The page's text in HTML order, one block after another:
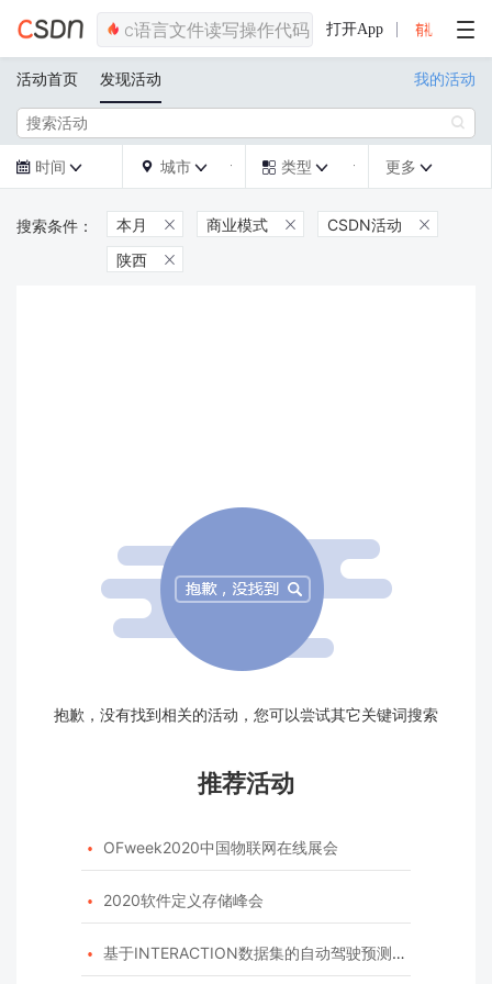
打开App
活动首页 发现活动 我的活动

 时间   城市   类型  更多 
本月  商业模式  CSDN活动 
陕西 
抱歉，没有找到相关的活动，您可以尝试其它关键词搜索
推荐活动
 OFweek2020中国物联网在线展会
 2020软件定义存储峰会
 基于INTERACTION数据集的自动驾驶预测模型挑战赛